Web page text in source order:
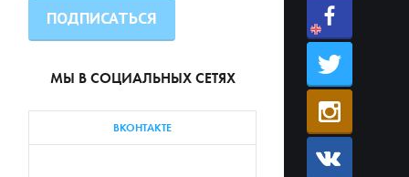
МЫ В СОЦИАЛЬНЫХ СЕТЯХ
ВКОНТАКТЕ